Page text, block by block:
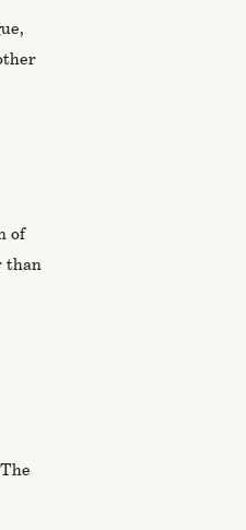
of
than